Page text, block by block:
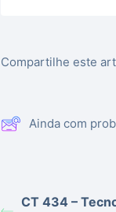
Compartilhe este
Ainda com
CT 434 –